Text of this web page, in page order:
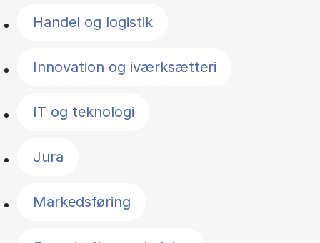
Handel og logistik
Innovation og iværksætteri
IT og teknologi
Jura
Markedsføring